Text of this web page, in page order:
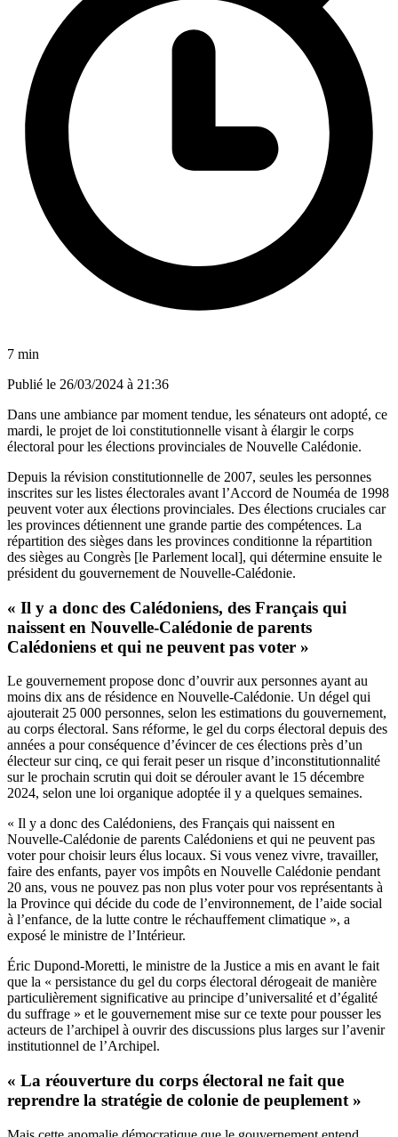
7 min
Publié le 26/03/2024 à 21:36
Dans une ambiance par moment tendue, les sénateurs ont adopté, ce
mardi, le projet de loi constitutionnelle visant à élargir le corps
électoral pour les élections provinciales de Nouvelle Calédonie.
Depuis la révision constitutionnelle de 2007, seules les personnes
inscrites sur les listes électorales avant l’Accord de Nouméa de 1998
peuvent voter aux élections provinciales. Des élections cruciales car
les provinces détiennent une grande partie des compétences. La
répartition des sièges dans les provinces conditionne la répartition
des sièges au Congrès [le Parlement local], qui détermine ensuite le
président du gouvernement de Nouvelle-Calédonie.
« Il y a donc des Calédoniens, des Français qui
naissent en Nouvelle-Calédonie de parents
Calédoniens et qui ne peuvent pas voter »
Le gouvernement propose donc d’ouvrir aux personnes ayant au
moins dix ans de résidence en Nouvelle-Calédonie. Un dégel qui
ajouterait 25 000 personnes, selon les estimations du gouvernement,
au corps électoral. Sans réforme, le gel du corps électoral depuis des
années a pour conséquence d’évincer de ces élections près d’un
électeur sur cinq, ce qui ferait peser un risque d’inconstitutionnalité
sur le prochain scrutin qui doit se dérouler avant le 15 décembre
2024, selon une loi organique adoptée il y a quelques semaines.
« Il y a donc des Calédoniens, des Français qui naissent en
Nouvelle-Calédonie de parents Calédoniens et qui ne peuvent pas
voter pour choisir leurs élus locaux. Si vous venez vivre, travailler,
faire des enfants, payer vos impôts en Nouvelle Calédonie pendant
20 ans, vous ne pouvez pas non plus voter pour vos représentants à
la Province qui décide du code de l’environnement, de l’aide social
à l’enfance, de la lutte contre le réchauffement climatique », a
exposé le ministre de l’Intérieur.
Éric Dupond-Moretti, le ministre de la Justice a mis en avant le fait
que la « persistance du gel du corps électoral dérogeait de manière
particulièrement significative au principe d’universalité et d’égalité
du suffrage » et le gouvernement mise sur ce texte pour pousser les
acteurs de l’archipel à ouvrir des discussions plus larges sur l’avenir
institutionnel de l’Archipel.
« La réouverture du corps électoral ne fait que
reprendre la stratégie de colonie de peuplement »